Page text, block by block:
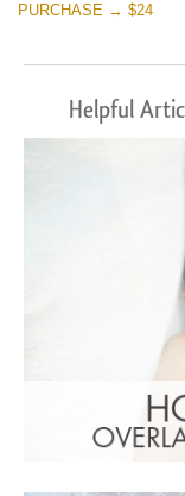
PURCHASE → $24
Helpful